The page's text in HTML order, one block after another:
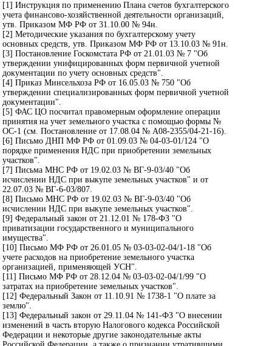
[1] Инструкция по применению Плана счетов бухгалтерского
учета финансово-хозяйственной деятельности организаций,
утв. Приказом МФ РФ от 31.10.00 № 94н.
[2] Методические указания по бухгалтерскому учету
основных средств, утв. Приказом МФ РФ от 13.10.03 № 91н.
[3] Постановление Госкомстата РФ от 21.01.03 № 7 "Об
утверждении унифицированных форм первичной учетной
документации по учету основных средств".
[4] Приказ Минсельхоза РФ от 16.05.03 № 750 "Об
утверждении специализированных форм первичной учетной
документации".
[5] ФАС ЦО посчитал правомерным оформление операции
принятия на учет земельного участка с помощью формы №
ОС-1 (см. Постановление от 17.08.04 № А08-2355/04-21-16).
[6] Письмо ДНП МФ РФ от 01.09.03 № 04-03-01/124 "О
порядке применения НДС при приобретении земельных
участков".
[7] Письма МНС РФ от 19.02.03 № ВГ-9-03/40 "Об
исчислении НДС при выкупе земельных участков" и от
22.07.03 № ВГ-6-03/807.
[8] Письмо МНС РФ от 19.02.03 № ВГ-9-03/40 "Об
исчислении НДС при выкупе земельных участков".
[9] Федеральный закон от 21.12.01 № 178-ФЗ "О
приватизации государственного и муниципального
имущества".
[10] Письмо МФ РФ от 26.01.05 № 03-03-02-04/1-18 "Об
учете расходов на приобретение земельного участка
организацией, применяющей УСН".
[11] Письмо МФ РФ от 28.12.04 № 03-03-02-04/1/99 "О
затратах на приобретение земельных участков".
[12] Федеральный Закон от 11.10.91 № 1738-1 "О плате за
землю".
[13] Федеральный закон от 29.11.04 № 141-ФЗ "О внесении
изменений в часть вторую Налогового кодекса Российской
Федерации и некоторые другие законодательные акты